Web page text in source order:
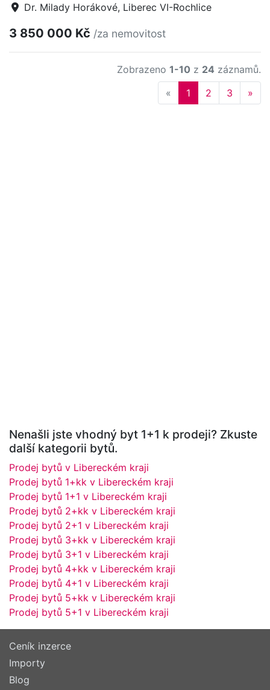
Dr. Milady Horákové, Liberec VI-Rochlice
3 850 000 Kč /za nemovitost
Zobrazeno 1-10 z 24 záznamů.
« Previous
1 2 3 »
Nenašli jste vhodný byt 1+1 k prodeji? Zkuste
další kategorii bytů.
Prodej bytů v Libereckém kraji
Prodej bytů 1+kk v Libereckém kraji
Prodej bytů 1+1 v Libereckém kraji
Prodej bytů 2+kk v Libereckém kraji
Prodej bytů 2+1 v Libereckém kraji
Prodej bytů 3+kk v Libereckém kraji
Prodej bytů 3+1 v Libereckém kraji
Prodej bytů 4+kk v Libereckém kraji
Prodej bytů 4+1 v Libereckém kraji
Prodej bytů 5+kk v Libereckém kraji
Prodej bytů 5+1 v Libereckém kraji
Ceník inzerce
Importy
Blog